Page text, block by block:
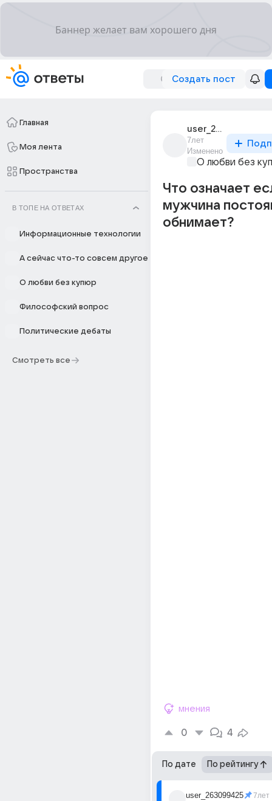
Создать пост
Главная
Моя лента
Пространства
В ТОПЕ НА ОТВЕТАХ
Информационные технологии
А сейчас что-то совсем другое
О любви без купюр
Философский вопрос
Политические дебаты
Смотреть все
user_260977271
7лет
Изменено
О любви без
Что означает
мужчина
обнимает?
мнения
0 4
По дате По рейтингу
user_263099425 7лет